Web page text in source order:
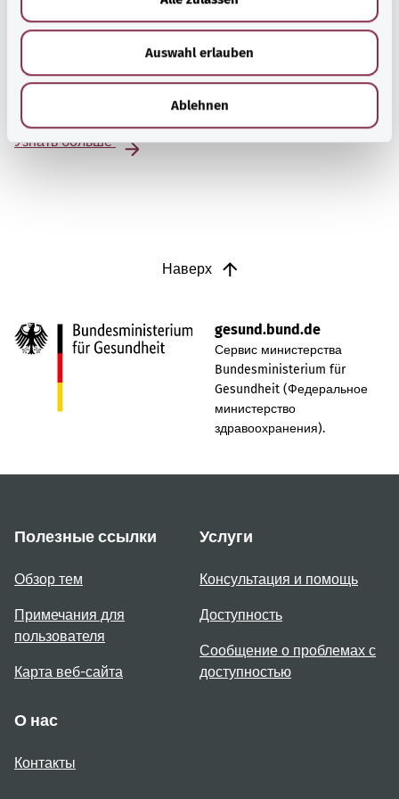
Auswahl erlauben
Ablehnen
Хламидиоз
Хламидии — это бактерии, которые вызывают
заболевания, передающиеся половым путем, и часто
остаются незамеченными.
Узнать больше
Наверх
gesund.bund.de
Сервис министерства
Bundesministerium für
Gesundheit (Федеральное
министерство
здравоохранения).
Полезные ссылки
Обзор тем
Примечания для
пользователя
Карта веб-сайта
Услуги
Консультация и помощь
Доступность
Сообщение о проблемах с
доступностью
О нас
Контакты